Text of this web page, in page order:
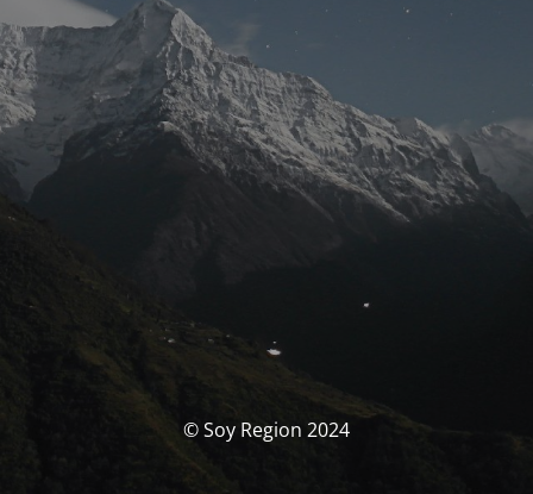
© Soy Region 2024